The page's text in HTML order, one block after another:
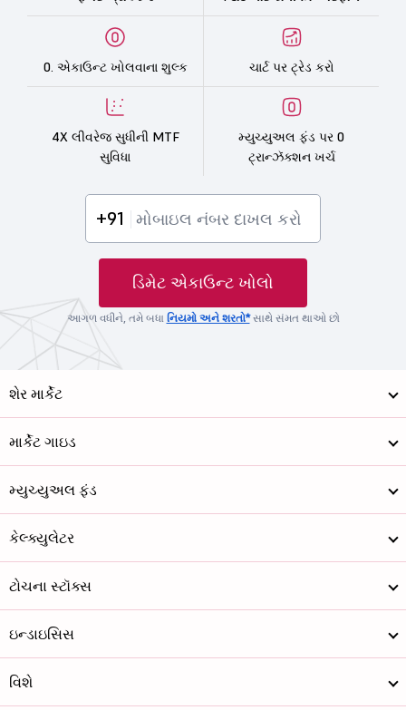
0. એકાઉન્ટ ખોલવાના શુલ્ક ચાર્ટ પર ટ્રેડ કરો
4X લીવરેજ સુધીની MTF
સુવિધા
મ્યુચ્યુઅલ ફંડ પર 0
ટ્રાન્ઝૅક્શન ખર્ચ
+91
ડિમેટ એકાઉન્ટ ખોલો
આગળ વધીને, તમે બધા નિયમો અને શરતો*સાથે સંમત થાઓ છો
શેર માર્કેટ
માર્કેટ ગાઇડ
મ્યુચ્યુઅલ ફંડ
કેલ્ક્યુલેટર
ટોચના સ્ટૉક્સ
ઇન્ડાઇસિસ
વિશે